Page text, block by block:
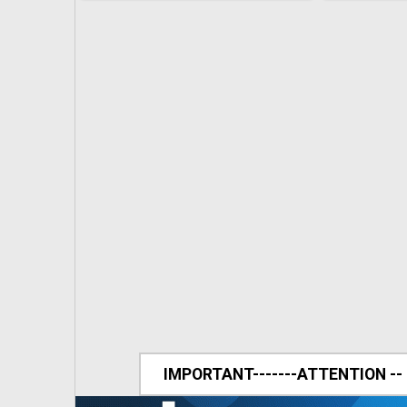
IMPORTANT-------ATTENTION --